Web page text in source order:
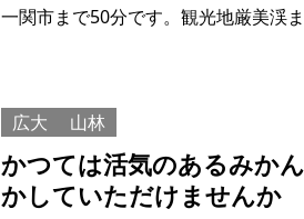
一関市まで50分です。観光地厳美渓
広大 山林
かつては活気のあるみか
かしていただけませんか